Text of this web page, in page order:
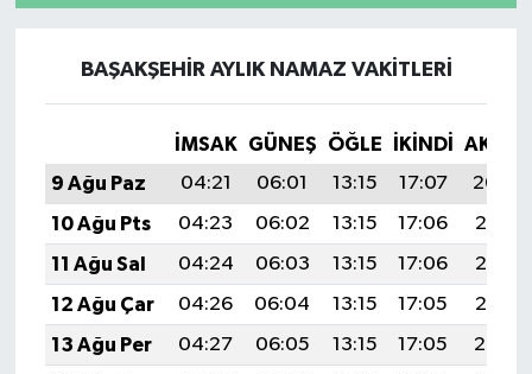
BAŞAKŞEHIR AYLIK NAMAZ VAKITLERI
İMSAK GÜNEŞ ÖĞLE İKINDI
9 Ağu Paz
04:21 06:01 13:15 17:07
20:20
10 Ağu Pts
04:23 06:02 13:15 17:06
20:18
11 Ağu Sal
04:24 06:03 13:15 17:06
20:17
12 Ağu Çar
04:26 06:04 13:15 17:05
20:16
13 Ağu Per
04:27 06:05 13:15 17:05
20:14